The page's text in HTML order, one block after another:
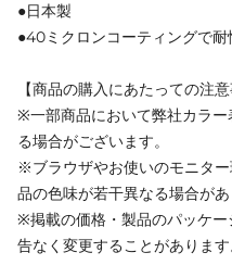
●日本製
●40ミクロンコーティングで
【商品の購入にあたっての注意
※一部商品において弊社カラ
る場合がございます。
※ブラウザやお使いのモニタ
品の色味が若干異なる場合があ
※掲載の価格・製品のパッケ
告なく変更することがありま